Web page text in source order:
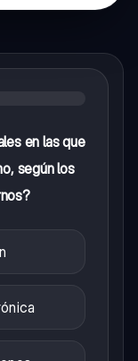
en las que
según los